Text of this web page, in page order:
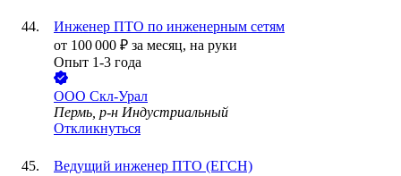
Инженер ПТО по инженерным сетям
от 100 000 ₽ за месяц, на руки
Опыт 1-3 года
ООО Скл-Урал
Пермь, р-н Индустриальный
Откликнуться
Ведущий инженер ПТО (ЕГСН)